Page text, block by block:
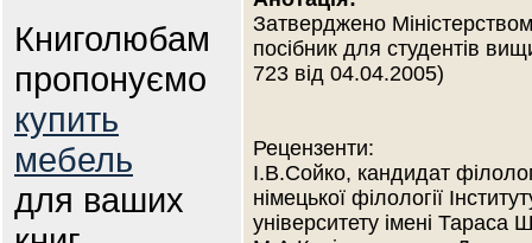
Книголюбам
пропонуємо
купить
мебель
для ваших
Затверджено
посібник для студентів
723 від 04.04.2005)
Рецензенти:
І.В.Сойко, кандидат
німецької філології
університету імені Тараса